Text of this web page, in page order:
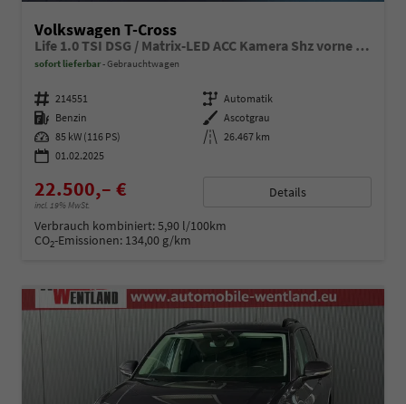
Volkswagen T-Cross
Life 1.0 TSI DSG / Matrix-LED ACC Kamera Shz vorne Apple Carplay Alu 17'' Winterreifen
sofort lieferbar Gebrauchtwagen
Fahrzeugnummer 214551 Getriebe Automatik
Kraftstoff Benzin Außenfarbe Ascotgrau
Leistung 85 kW (116 PS) Kilometerstand 26.467 km
01.02.2025
22.500,– €
incl. 19% MwSt.
Details
Verbrauch kombiniert:5,90 l/100km
CO2-Emissionen: 134,00 g/km